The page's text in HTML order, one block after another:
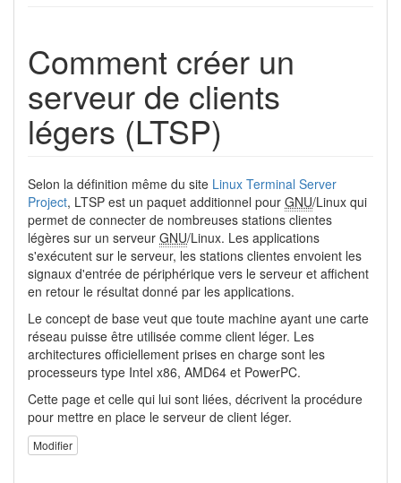
Comment créer un
serveur de clients
légers (LTSP)
Selon la définition même du site Linux Terminal Server
Project, LTSP est un paquet additionnel pour GNU/Linux qui
permet de connecter de nombreuses stations clientes
légères sur un serveur GNU/Linux. Les applications
s'exécutent sur le serveur, les stations clientes envoient les
signaux d'entrée de périphérique vers le serveur et affichent
en retour le résultat donné par les applications.
Le concept de base veut que toute machine ayant une carte
réseau puisse être utilisée comme client léger. Les
architectures officiellement prises en charge sont les
processeurs type Intel x86, AMD64 et PowerPC.
Cette page et celle qui lui sont liées, décrivent la procédure
pour mettre en place le serveur de client léger.
Modifier